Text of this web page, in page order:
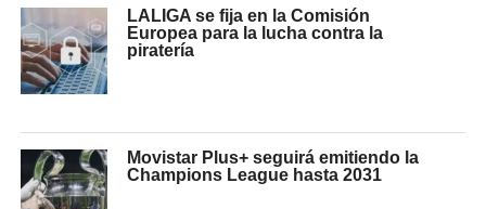
LALIGA se fija en la Comisión
Europea para la lucha contra la
piratería
Movistar Plus+ seguirá emitiendo la
Champions League hasta 2031